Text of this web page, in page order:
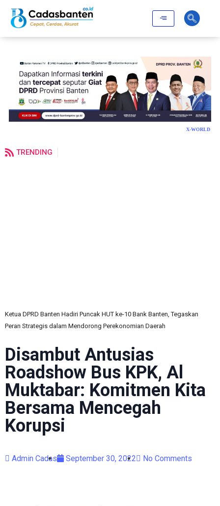
X-WORLD
TRENDING
Ketua DPRD Banten Hadiri Puncak HUT ke-10 Bank Banten, Tegaskan
Peran Strategis dalam Mendorong Perekonomian Daerah
Disambut Antusias
Roadshow Bus KPK, Al
Muktabar: Komitmen Kita
Bersama Mencegah
Korupsi
Admin Cadas September 30, 2022 No Comments